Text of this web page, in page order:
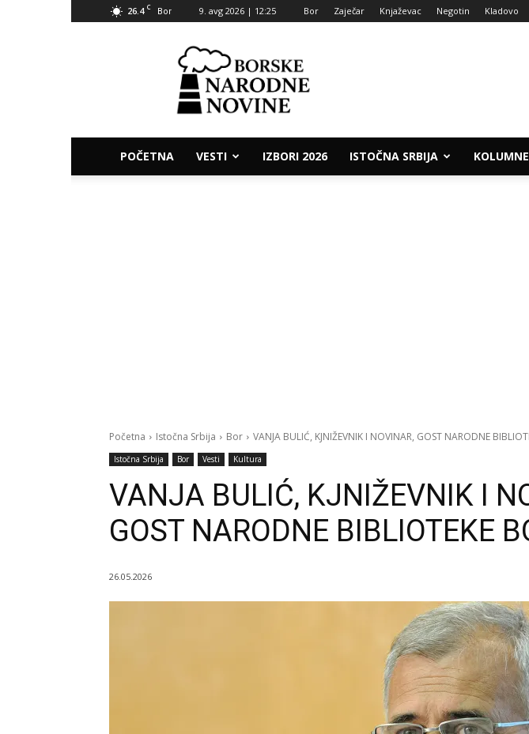
26.4 C Bor 9. avg 2026 | 12:25 Bor Zaječar Knjaževac Negotin Kladovo
narodne
novine
POČETNA VESTI IZBORI 2026 ISTOČNA SRBIJA
Početna Istočna Srbija Bor VANJA BULIĆ, KJNIŽEVNIK I NOVINAR, GOST NARODNE
Istočna Srbija Bor Vesti Kultura
VANJA BULIĆ, KJNIŽEVNIK I
GOST NARODNE BIBLIOTEKE
26.05.2026